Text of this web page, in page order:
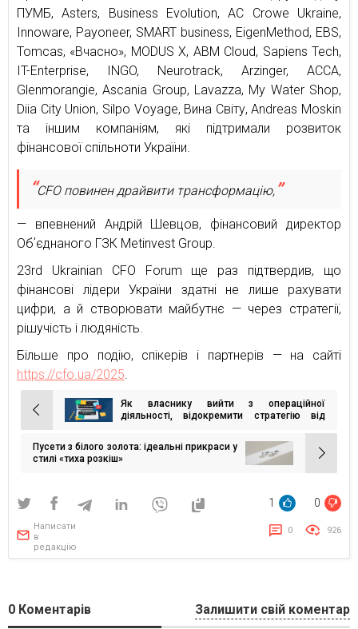
ПУМБ, Asters, Business Evolution, AC Crowe Ukraine,
Innoware, Payoneer, SMART business, EigenMethod, EBS,
Tomcas, «Вчасно», MODUS X, ABM Cloud, Sapiens Tech,
IT-Enterprise, INGO, Neurotrack, Arzinger, ACCA,
Glenmorangie, Ascania Group, Lavazza, My Water Shop,
Diia City Union, Silpo Voyage, Вина Світу, Andreas Moskin
та іншим компаніям, які підтримали розвиток
фінансової спільноти України.
CFO повинен драйвити трансформацію,
— впевнений Андрій Шевцов, фінансовий директор
Обʼєднаного ГЗК Metinvest Group.
23rd Ukrainian CFO Forum ще раз підтвердив, що
фінансові лідери України здатні не лише рахувати
цифри, а й створювати майбутнє — через стратегії,
рішучість і людяність.
Більше про подію, спікерів і партнерів — на сайті
https://cfo.ua/2025.
Навігація
записів
Як власнику вийти з операційної
діяльності, відокремити стратегію від
Пусети з білого золота: ідеальні прикраси у
стилі «тиха розкіш»
1 0
Написати
в
редакцію
0 926
0 Коментарів Залишити свій коментар